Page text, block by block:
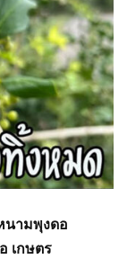
นามพุงดอ
เกษตร